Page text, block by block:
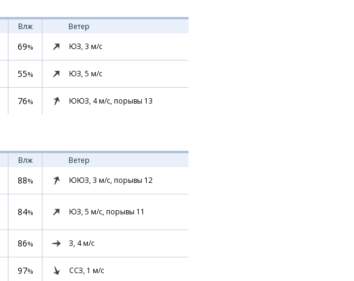
Влж
Ветер
69% ЮЗ, 3 м/с
55% ЮЗ, 5 м/с
76% ЮЮЗ, 4м/с, порывы 13
Влж
Ветер
88% ЮЮЗ, 3 м/с, порывы 12
84% ЮЗ, 5 м/с, порывы 11
86% З, 4м/с
97% ССЗ, 1 м/с